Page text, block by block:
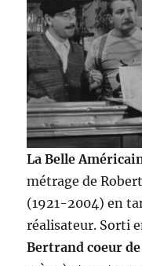
La Belle
métrage de
(1921-2004) en
réalisateur. Sorti
Bertrand coeur